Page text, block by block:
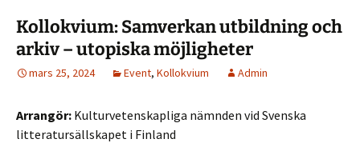
Kollokvium: Samverkan utbildning och
arkiv – utopiska möjligheter
mars 25, 2024 Event, Kollokvium Admin
Arrangör: Kulturvetenskapliga nämnden vid Svenska
litteratursällskapet i Finland